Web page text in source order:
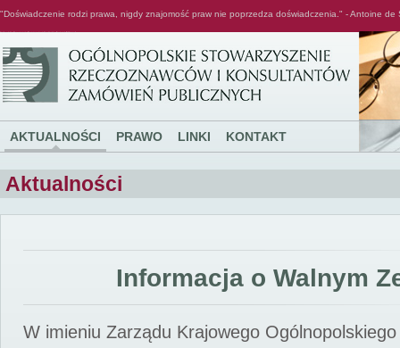
"Doświadczenie rodzi prawa, nigdy znajomość praw nie poprzedza doświadczenia." - Antoine de
AKTUALNOŚCI PRAWO LINKI KONTAKT
Aktualności
Informacja o Walnym
W imieniu Zarządu Krajowego